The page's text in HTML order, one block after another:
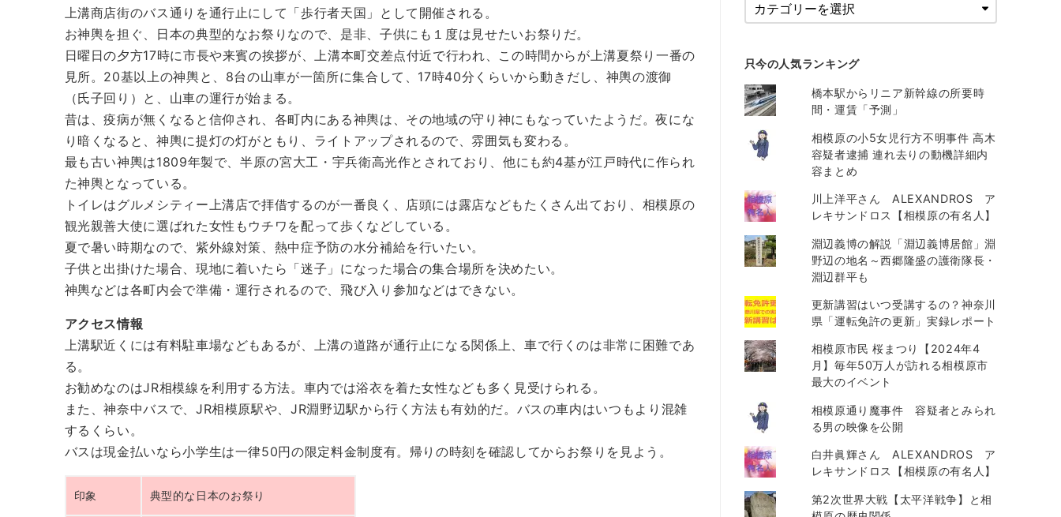
上溝商店街のバス通りを通行止にして「歩行者天国」として開催される。
お神輿を担ぐ、日本の典型的なお祭りなので、是非、子供にも１度は見せたいお祭りだ。
日曜日の夕方17時に市長や来賓の挨拶が、上溝本町交差点付近で行われ、この時間からが上溝夏祭り一番の
見所。20基以上の神輿と、8台の山車が一箇所に集合して、17時40分くらいから動きだし、神輿の渡御
（氏子回り）と、山車の運行が始まる。
昔は、疫病が無くなると信仰され、各町内にある神輿は、その地域の守り神にもなっていたようだ。夜にな
り暗くなると、神輿に提灯の灯がともり、ライトアップされるので、雰囲気も変わる。
最も古い神輿は1809年製で、半原の宮大工・宇兵衛高光作とされており、他にも約4基が江戸時代に作られ
た神輿となっている。
トイレはグルメシティー上溝店で拝借するのが一番良く、店頭には露店などもたくさん出ており、相模原の
観光親善大使に選ばれた女性もウチワを配って歩くなどしている。
夏で暑い時期なので、紫外線対策、熱中症予防の水分補給を行いたい。
子供と出掛けた場合、現地に着いたら「迷子」になった場合の集合場所を決めたい。
神輿などは各町内会で準備・運行されるので、飛び入り参加などはできない。
アクセス情報
上溝駅近くには有料駐車場などもあるが、上溝の道路が通行止になる関係上、車で行くのは非常に困難であ
る。
お勧めなのはJR相模線を利用する方法。車内では浴衣を着た女性なども多く見受けられる。
また、神奈中バスで、JR相模原駅や、JR淵野辺駅から行く方法も有効的だ。バスの車内はいつもより混雑
するくらい。
バスは現金払いなら小学生は一律50円の限定料金制度有。帰りの時刻を確認してからお祭りを見よう。
印象 典型的な日本のお祭り
只今の人気ランキング
橋本駅からリニア新幹線の所要時
間・運賃「予測」
相模原の小5女児行方不明事件 高木
容疑者逮捕 連れ去りの動機詳細内
容まとめ
川上洋平さん ALEXANDROS ア
レキサンドロス【相模原の有名人】
淵辺義博の解説「淵辺義博居館」淵
野辺の地名～西郷隆盛の護衛隊長・
淵辺群平も
更新講習はいつ受講するの？神奈川
県「運転免許の更新」実録レポート
相模原市民 桜まつり【2024年4
月】毎年50万人が訪れる相模原市
最大のイベント
相模原通り魔事件 容疑者とみられ
る男の映像を公開
白井眞輝さん ALEXANDROS ア
レキサンドロス【相模原の有名人】
第2次世界大戦【太平洋戦争】と相